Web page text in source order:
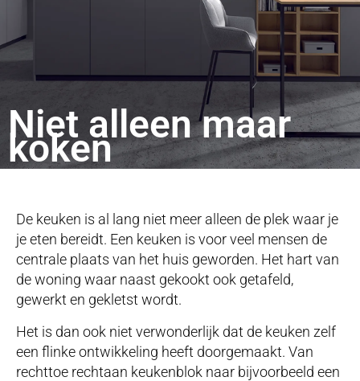
Niet alleen maar
koken
De keuken is al lang niet meer alleen de plek waar je
je eten bereidt. Een keuken is voor veel mensen de
centrale plaats van het huis geworden. Het hart van
de woning waar naast gekookt ook getafeld,
gewerkt en gekletst wordt.
Het is dan ook niet verwonderlijk dat de keuken zelf
een flinke ontwikkeling heeft doorgemaakt. Van
rechttoe rechtaan keukenblok naar bijvoorbeeld een